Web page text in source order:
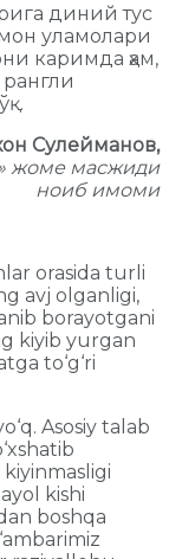
диний тус
уламолари
каримда ҳам,
Сулейманов,
жоме масжиди
ноиб имоми
orasida turli
avj olganligi,
borayotgani
kiyib yurgan
to‘g‘ri
Asosiy talab
kishi
boshqa